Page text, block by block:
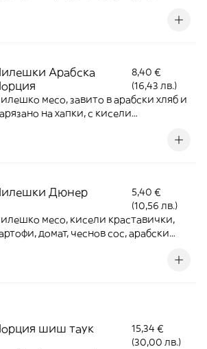
Арабска
8,40 €
(16,43 лв.)
месо, завито в арабски хляб и
на хапки, с кисели
Дюнер
5,40 €
(10,56 лв.)
месо, кисели краставички,
домат, чеснов сос, арабски
шиш таук
15,34 €
(30,00 лв.)